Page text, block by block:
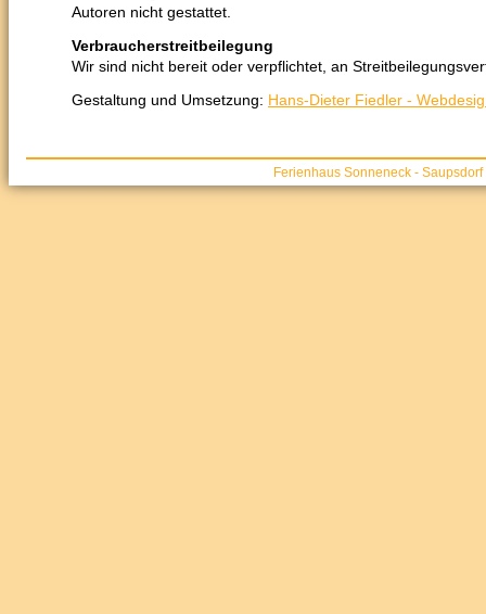
Autoren nicht gestattet.
Verbraucherstreitbeilegung
Wir sind nicht bereit oder verpflichtet, an
Gestaltung und Umsetzung: Hans-Dieter Fiedler -
Ferienhaus Sonneneck -